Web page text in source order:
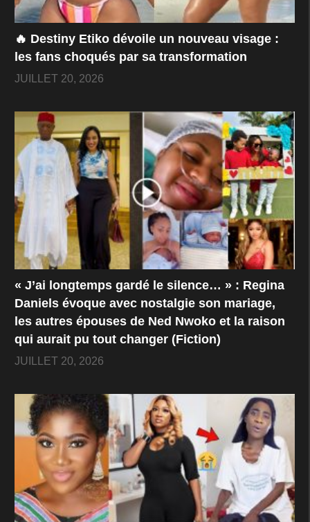
🔥 Destiny Etiko dévoile un nouveau visage :
les fans choqués par sa transformation
JUILLET 20, 2026
« J’ai longtemps gardé le silence… » : Regina
Daniels évoque avec nostalgie son mariage,
les autres épouses de Ned Nwoko et la raison
qui aurait pu tout changer (Fiction)
JUILLET 20, 2026